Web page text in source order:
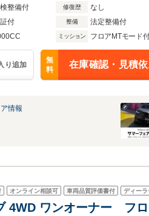
整備付 修復歴 なし
付 整備 法定整備付
ミッション フロアMTモード
り追加
無
料
在庫確認・見積
情報
オンライン相談可 車両品質評価書付 ディーラ
4WD ワンオーナー フ